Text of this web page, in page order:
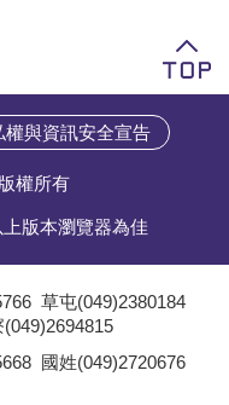
權與資訊安全宣告
權所有
版本瀏覽器為佳
草屯(049)2380184
(049)2694815
國姓(049)2720676